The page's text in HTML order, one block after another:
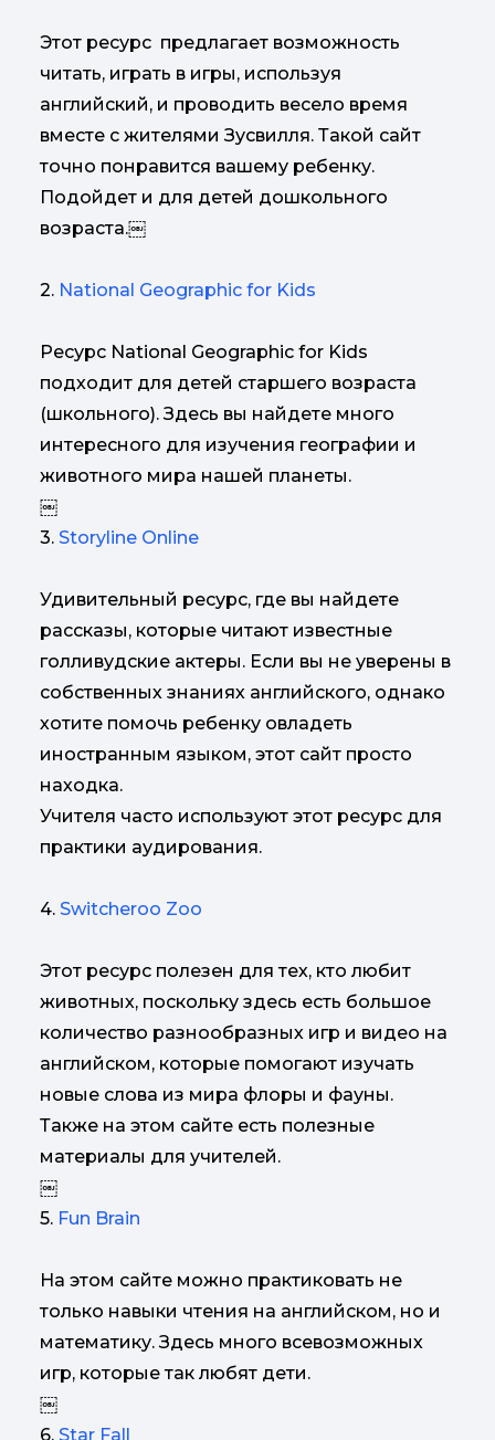
Этот ресурс предлагает возможность
читать, играть в игры, используя
английский, и проводить весело время
вместе с жителями Зусвилля. Такой сайт
точно понравится вашему ребенку.
Подойдет и для детей дошкольного
возраста.￼
2. National Geographic for Kids
Ресурс National Geographic for Kids
подходит для детей старшего возраста
(школьного). Здесь вы найдете много
интересного для изучения географии и
животного мира нашей планеты.
￼
3. Storyline Online
Удивительный ресурс, где вы найдете
рассказы, которые читают известные
голливудские актеры. Если вы не уверены в
собственных знаниях английского, однако
хотите помочь ребенку овладеть
иностранным языком, этот сайт просто
находка.
Учителя часто используют этот ресурс для
практики аудирования.
4. Switcheroo Zoo
Этот ресурс полезен для тех, кто любит
животных, поскольку здесь есть большое
количество разнообразных игр и видео на
английском, которые помогают изучать
новые слова из мира флоры и фауны.
Также на этом сайте есть полезные
материалы для учителей.
￼
5. Fun Brain
На этом сайте можно практиковать не
только навыки чтения на английском, но и
математику. Здесь много всевозможных
игр, которые так любят дети.
￼
6. Star Fall